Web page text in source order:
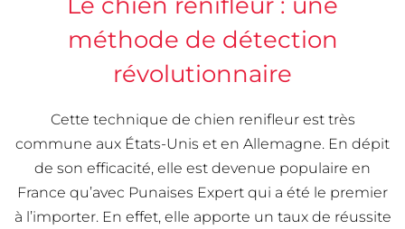
méthode de détection
révolutionnaire
Cette technique de chien renifleur est très
commune aux États-Unis et en Allemagne. En dépit
de son efficacité, elle est devenue populaire en
France qu’avec Punaises Expert qui a été le premier
à l’importer. En effet, elle apporte un taux de réussite